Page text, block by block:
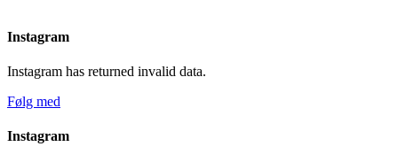
Instagram
Instagram has returned invalid data.
Følg med
Instagram